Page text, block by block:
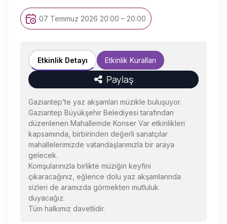
07 Temmuz 2026 20:00 – 20:00
Etkinlik Detayı Etkinlik Kuralları
Paylaş
Gaziantep’te yaz akşamları müzikle buluşuyor.
Gaziantep Büyükşehir Belediyesi tarafından
düzenlenen Mahallemde Konser Var etkinlikleri
kapsamında, birbirinden değerli sanatçılar
mahallelerimizde vatandaşlarımızla bir araya
gelecek.
Komşularınızla birlikte müziğin keyfini
çıkaracağınız, eğlence dolu yaz akşamlarında
sizleri de aramızda görmekten mutluluk
duyacağız.
Tüm halkımız davetlidir.